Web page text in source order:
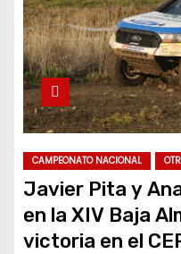
CAMPEONATO NACIONAL
Javier Pita y
en la XIV Baja
victoria en el